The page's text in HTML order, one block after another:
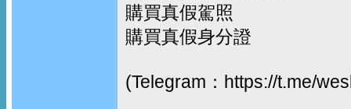
購買真假駕照
購買真假身分證
(Telegram：https://t.me/